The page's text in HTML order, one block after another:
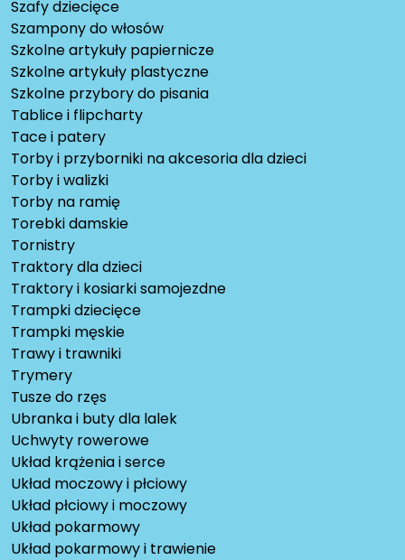
Szafy dziecięce
Szampony do włosów
Szkolne artykuły papiernicze
Szkolne artykuły plastyczne
Szkolne przybory do pisania
Tablice i flipcharty
Tace i patery
Torby i przyborniki na akcesoria dla dzieci
Torby i walizki
Torby na ramię
Torebki damskie
Tornistry
Traktory dla dzieci
Traktory i kosiarki samojezdne
Trampki dziecięce
Trampki męskie
Trawy i trawniki
Trymery
Tusze do rzęs
Ubranka i buty dla lalek
Uchwyty rowerowe
Układ krążenia i serce
Układ moczowy i płciowy
Układ płciowy i moczowy
Układ pokarmowy
Układ pokarmowy i trawienie